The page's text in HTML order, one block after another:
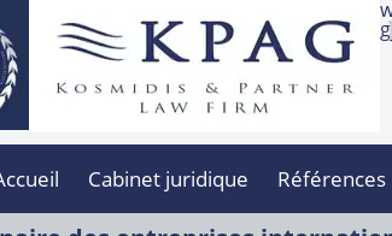
Cabinet juridique Références